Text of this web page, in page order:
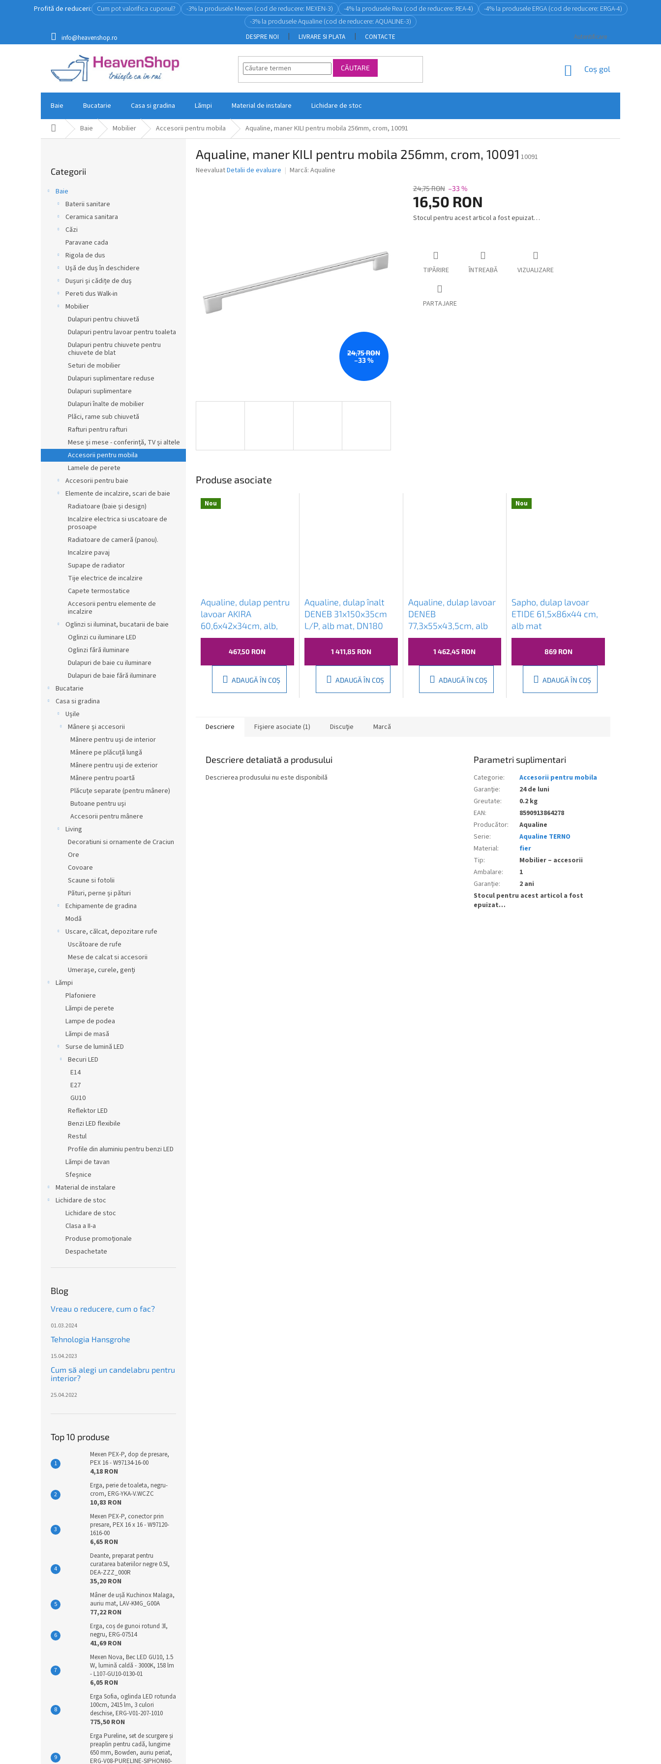
Profită de reduceri: Cum pot valorifica cuponul? -3% la produsele Mexen (cod de reducere: MEXEN-3) -4% la produsele Rea (cod de reducere: REA-4)
-4% la produsele ERGA (cod de reducere: ERGA-4)
-3% la produsele Aqualine (cod de reducere: AQUALINE-3)
info@heavenshop.ro DESPRE NOI LIVRARE SI PLATA CONTACTE Autentificare
CĂUTARE
COŞ
CUMPĂRĂTURI
Coş gol
Baie Bucatarie Casa si gradina Lămpi Material de instalare Lichidare de stoc
Acasă Baie Mobilier Accesorii pentru mobila Aqualine, maner KILI pentru mobila 256mm, crom, 10091
peste
Categorii
Baie
Baterii sanitare
Ceramica sanitara
Căzi
Paravane cada
Rigola de dus
Ușă de duș în deschidere
Dușuri și cădițe de duș
Pereti dus Walk-in
Mobilier
Dulapuri pentru chiuvetă
Dulapuri pentru lavoar pentru toaleta
Dulapuri pentru chiuvete pentru
chiuvete de blat
Seturi de mobilier
Dulapuri suplimentare reduse
Dulapuri suplimentare
Dulapuri înalte de mobilier
Plăci, rame sub chiuvetă
Rafturi pentru rafturi
Mese și mese - conferință, TV și altele
Accesorii pentru mobila
Lamele de perete
Accesorii pentru baie
Elemente de incalzire, scari de baie
Radiatoare (baie și design)
Incalzire electrica si uscatoare de
prosoape
Radiatoare de cameră (panou).
Incalzire pavaj
Supape de radiator
Tije electrice de incalzire
Capete termostatice
Accesorii pentru elemente de
incalzire
Oglinzi si iluminat, bucatarii de baie
Oglinzi cu iluminare LED
Oglinzi fără iluminare
Dulapuri de baie cu iluminare
Dulapuri de baie fără iluminare
Bucatarie
Casa si gradina
Ușile
Mânere și accesorii
Mânere pentru uși de interior
Mânere pe plăcuță lungă
Mânere pentru uși de exterior
Mânere pentru poartă
Plăcuțe separate (pentru mânere)
Butoane pentru uși
Accesorii pentru mânere
Living
Decoratiuni si ornamente de Craciun
Ore
Covoare
Scaune si fotolii
Pături, perne și pături
Echipamente de gradina
Modă
Uscare, călcat, depozitare rufe
Uscătoare de rufe
Mese de calcat si accesorii
Umerașe, curele, genți
Lămpi
Plafoniere
Lămpi de perete
Lampe de podea
Lămpi de masă
Surse de lumină LED
Becuri LED
E14
E27
GU10
Reflektor LED
Benzi LED flexibile
Restul
Profile din aluminiu pentru benzi LED
Lămpi de tavan
Sfeșnice
Material de instalare
Lichidare de stoc
Lichidare de stoc
Clasa a II-a
Produse promoționale
Despachetate
Blog
Vreau o reducere, cum o fac?
01.03.2024
Tehnologia Hansgrohe
15.04.2023
Cum să alegi un candelabru pentru
interior?
25.04.2022
Top 10 produse
Mexen PEX-P, dop de presare,
PEX 16 - W97134-16-00
4,18 RON
Erga, perie de toaleta, negru-
crom, ERG-YKA-V.WCZC
10,83 RON
Mexen PEX-P, conector prin
presare, PEX 16 x 16 - W97120-
1616-00
6,65 RON
Deante, preparat pentru
curatarea bateriilor negre 0.5l,
DEA-ZZZ_000R
35,20 RON
Mâner de ușă Kuchinox Malaga,
auriu mat, LAV-KMG_G00A
77,22 RON
Erga, coș de gunoi rotund 3l,
negru, ERG-07514
41,69 RON
Mexen Nova, Bec LED GU10, 1.5
W, lumină caldă - 3000K, 158 lm
- L107-GU10-0130-01
6,05 RON
Erga Sofia, oglinda LED rotunda
100cm, 2415 lm, 3 culori
deschise, ERG-V01-207-1010
775,50 RON
Erga Pureline, set de scurgere și
preaplin pentru cadă, lungime
650 mm, Bowden, auriu periat,
ERG-V08-PURELINE-SIPHON60-
Aqualine, maner KILI pentru mobila 256mm, crom, 10091 10091
Evaluarea
NeevaluatDetalii de evaluare Marcă: Aqualine
24,75 RON
–33 %
24,75 RON –33 %
16,50 RON
Evaluare
Stocul pentru acest articol a fost epuizat…
TIPĂRIRE ÎNTREABĂ VIZUALIZARE
PARTAJARE
Produse asociate
Nou
Aqualine, dulap pentru
lavoar AKIRA
60,6x42x34cm, alb,
AK265
467,50 RON
ADAUGĂ ÎN COŞ
Aqualine, dulap înalt
DENEB 31x150x35cm
L/P, alb mat, DN180
1 411,85 RON
ADAUGĂ ÎN COŞ
Aqualine, dulap lavoar
DENEB
77,3x55x43,5cm, alb
mat, DN280
1 462,45 RON
ADAUGĂ ÎN COŞ
Nou
Sapho, dulap lavoar
ETIDE 61,5x86x44 cm,
alb mat
869 RON
ADAUGĂ ÎN COŞ
Descriere Fişiere asociate (1) Discuţie Marcă
Descriere detaliată a produsului
Descrierea produsului nu este disponibilă
Parametri suplimentari
Categorie:
Accesorii pentru mobila
Garanţie:
24 de luni
Greutate:
0.2 kg
EAN:
8590913864278
Producător:
Aqualine
Serie:
Aqualine TERNO
Material:
fier
Tip:
Mobilier – accesorii
Ambalare:
1
Garanție:
2 ani
Stocul pentru acest articol a fost
epuizat…